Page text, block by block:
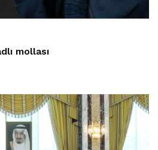
mollası